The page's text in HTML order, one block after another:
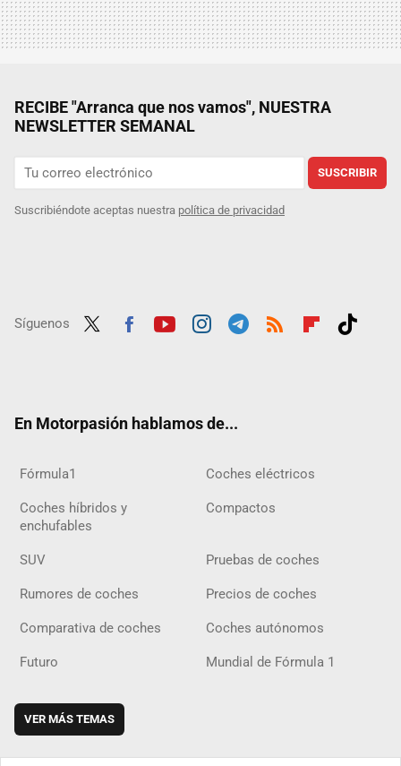
RECIBE "Arranca que nos vamos", NUESTRA
NEWSLETTER SEMANAL
SUSCRIBIR
Suscribiéndote aceptas nuestra política de privacidad
Síguenos
En Motorpasión hablamos de...
Fórmula1 Coches eléctricos
Coches híbridos y
enchufables
Compactos
SUV Pruebas de coches
Rumores de coches Precios de coches
Comparativa de coches Coches autónomos
Futuro Mundial de Fórmula 1
VER MÁS TEMAS